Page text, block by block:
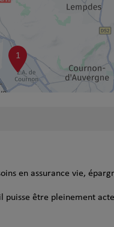
1
en assurance vie,
être pleinement